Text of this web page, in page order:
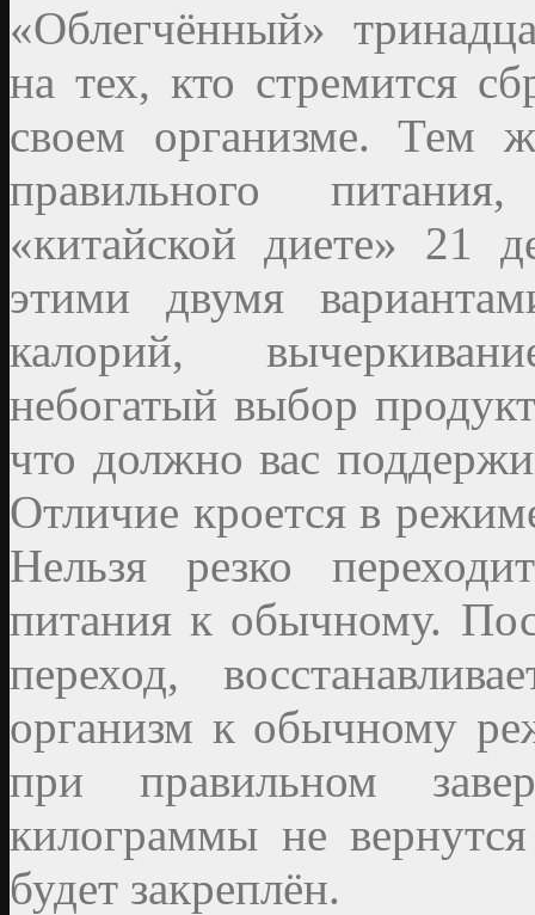
«Облегчённый»
на тех, кто стремится
своем организме. Тем
правильного
«китайской диете» 21
этими двумя
калорий,
небогатый выбор
что должно вас
Отличие кроется в
Нельзя резко
питания к обычному.
переход,
организм к обычному
при правильном
килограммы не вернутся
будет закреплён.